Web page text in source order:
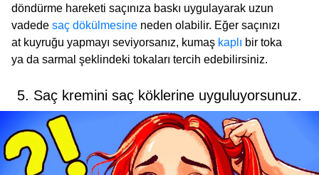
döndürme hareketi saçınıza baskı uygulayarak uzun
vadede saç dökülmesine neden olabilir. Eğer saçınızı
at kuyruğu yapmayı seviyorsanız, kumaş kaplı bir toka
ya da sarmal şeklindeki tokaları tercih edebilirsiniz.
5. Saç kremini saç köklerine uyguluyorsunuz.